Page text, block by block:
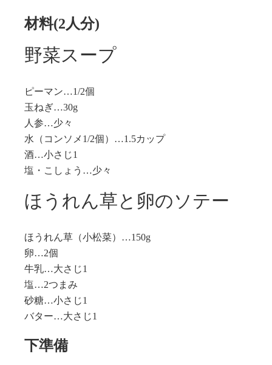
材料(2人分)
野菜スープ
ピーマン…1/2個
玉ねぎ…30g
人参…少々
水（コンソメ1/2個）…1.5カップ
酒…小さじ1
塩・こしょう…少々
ほうれん草と卵のソテー
ほうれん草（小松菜）…150g
卵…2個
牛乳…大さじ1
塩…2つまみ
砂糖…小さじ1
バター…大さじ1
下準備